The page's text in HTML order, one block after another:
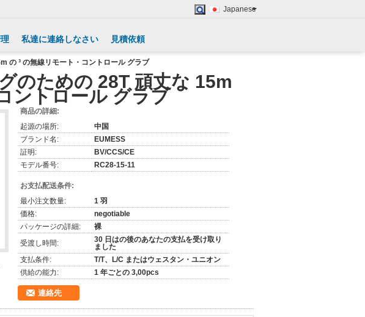
Japanese
私達に連絡しなさい 見積依頼
の ³ の無線リモート・コントロール グラブ
のための 28T 頑丈な 15m
ントロール グラブ
商品の詳細:
起源の場所:
中国
ブランド名:
EUMESS
証明:
BV/CCS/CE
モデル番号:
RC28-15-11
お支払配送条件:
最小注文数量:
1 羽
価格:
negotiable
パッケージの詳細:
裸
受渡し時間:
30 日はの後のあなたの支払を受け取り
ました
支払条件:
T/T、L/C またはウェスタン・ユニオン
供給の能力:
1 年ごとの 3,00pcs
連絡先